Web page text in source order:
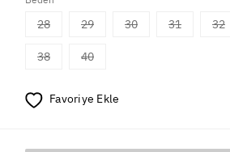
28 29 30 31 32
38 40
Favoriye Ekle